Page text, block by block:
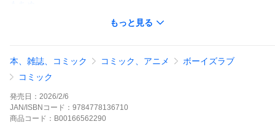
の幼馴染、紫雲一寿だった。思い出すのは、大好きだった一寿の
笑顔。かつて、譲は小さな田舎町で、幼い一寿と兄弟のように仲
良く過ごしていた。再会を喜ぶも、怪談朗読の配信者をしている
一寿は、譲にまとわりつく不穏な黒い影を視て……。「ゆず兄の
大切な人が居なくなってしまうのは それは、…俺のせいだ」運命
を狂わせた怪異と対峙する不思議で一途な年下幼馴染×孤独なサラ
リーマン、再会ホラーBL開幕。描き下ろしを収録したコミックス
もっと見る
本、雑誌、コミック コミック、アニメ
ボーイズラブ
コミック
発売日： 2026/2/6
JAN/ISBNコード： 9784778136710
商品 コード： B00166562290